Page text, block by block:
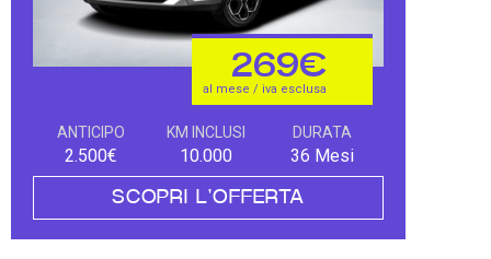
269€
al mese / iva esclusa
ANTICIPO
2.500€
KM INCLUSI
10.000
DURATA
36 Mesi
SCOPRI L'OFFERTA